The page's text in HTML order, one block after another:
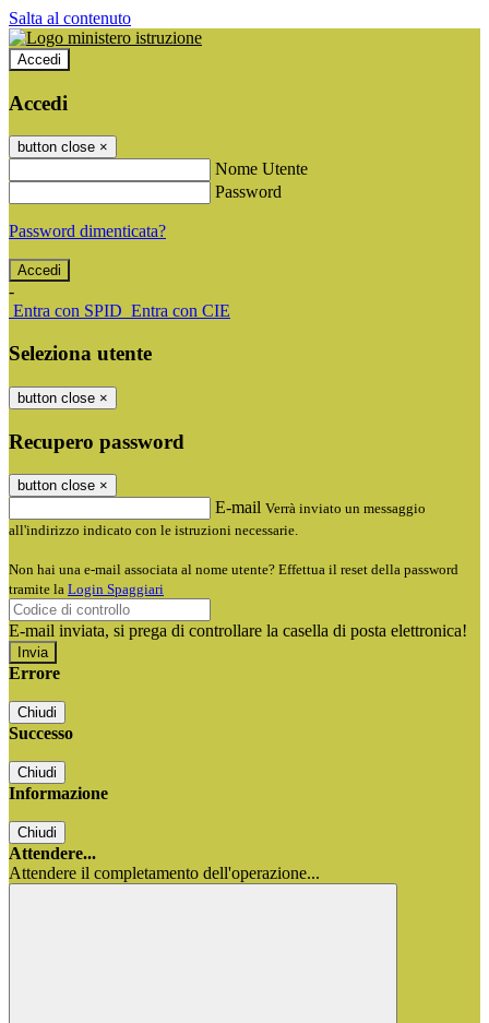
Salta al contenuto
Accedi
Accedi
button close ×
Nome Utente
Password
Password dimenticata?
-
Entra con SPID Entra con CIE
Seleziona utente
button close ×
Recupero password
button close ×
E-mail Verrà inviato un messaggio
all'indirizzo indicato con le istruzioni necessarie.
Non hai una e-mail associata al nome utente? Effettua il reset della password
tramite la Login Spaggiari
E-mail inviata, si prega di controllare la casella di posta elettronica!
Errore
Chiudi
Successo
Chiudi
Informazione
Chiudi
Attendere...
Attendere il completamento dell'operazione...